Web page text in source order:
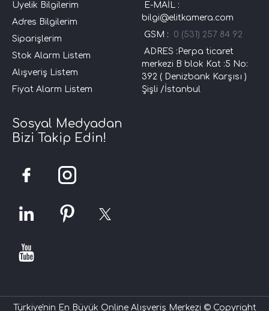
Üyelik Bilgilerim
Adres Bilgilerim
Siparişlerim
Stok Alarm Listem
Alışveriş Listem
Fiyat Alarm Listem
E-MAİL :
bilgi@elitkamera.com
GSM : 0 (531) 257 84 92
ADRES :Perpa ticaret
merkezi B blok Kat :5 No:
392 ( Denizbank Karşısı )
Şişli /İstanbul
Sosyal Medyadan
Bizi Takip Edin!
Türkiye'nin En Büyük Online Alışveriş Merkezi © Copyright